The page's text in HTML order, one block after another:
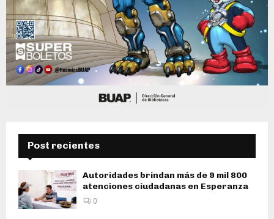
Post recientes
Autoridades brindan más de 9 mil 800
atenciones ciudadanas en Esperanza
0